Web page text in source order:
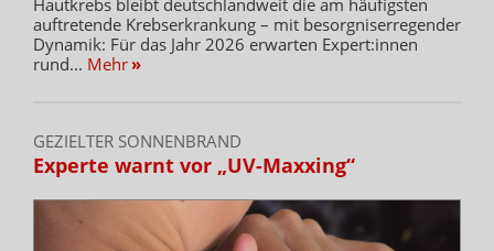
auftretende Krebserkrankung – mit besorgniserregender
Dynamik: Für das Jahr 2026 erwarten Expert:innen
rund... Mehr »
GEZIELTER SONNENBRAND
Experte warnt vor „UV-Maxxing“